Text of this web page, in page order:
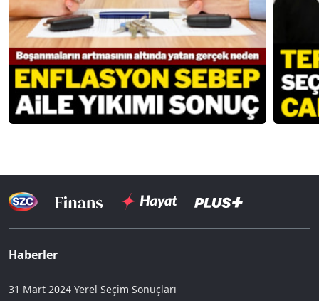
Haberler
31 Mart 2024 Yerel Seçim Sonuçları